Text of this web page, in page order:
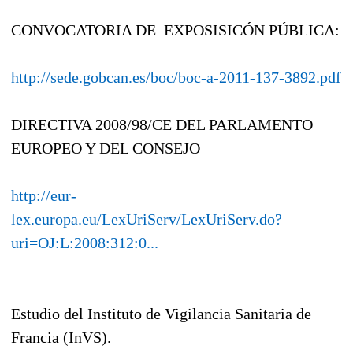
CONVOCATORIA DE EXPOSISICÓN PÚBLICA:
http://sede.gobcan.es/boc/boc-a-2011-137-3892.pdf
DIRECTIVA 2008/98/CE DEL PARLAMENTO
EUROPEO Y DEL CONSEJO
http://eur-
lex.europa.eu/LexUriServ/LexUriServ.do?
uri=OJ:L:2008:312:0...
Estudio del Instituto de Vigilancia Sanitaria de
Francia (InVS).